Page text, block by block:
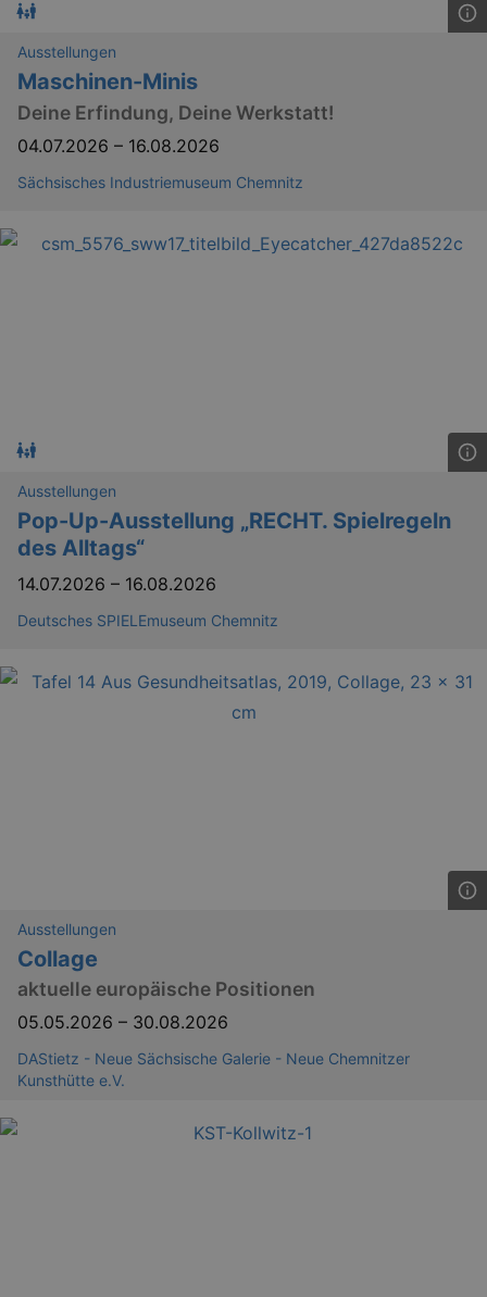
Ausstellungen
Maschinen-Minis
Deine Erfindung, Deine Werkstatt!
04.07.2026 – 16.08.2026
Sächsisches Industriemuseum Chemnitz
Ausstellungen
Pop-Up-Ausstellung „RECHT. Spielregeln
des Alltags“
14.07.2026 – 16.08.2026
Deutsches SPIELEmuseum Chemnitz
Ausstellungen
Collage
aktuelle europäische Positionen
05.05.2026 – 30.08.2026
DAStietz - Neue Sächsische Galerie - Neue Chemnitzer
Kunsthütte e.V.